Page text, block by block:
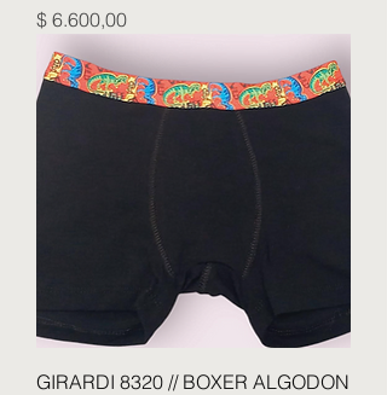
Precio
$ 6.600,00
GIRARDI 8320 // BOXER ALGODON